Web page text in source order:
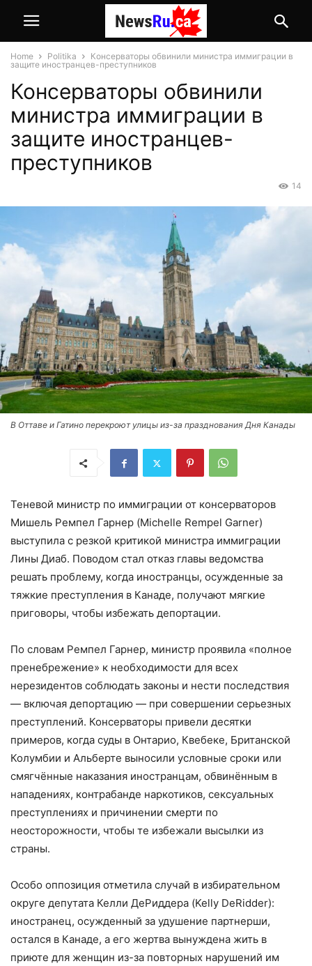
Home Politika
Консерваторы обвинили министра иммиграции в
защите иностранцев-преступников
Консерваторы обвинили
министра иммиграции в
защите иностранцев-
преступников
14
В Оттаве и Гатино перекроют улицы из-за празднования Дня Канады
Теневой министр по иммиграции от консерваторов
Мишель Ремпел Гарнер (Michelle Rempel Garner)
выступила с резкой критикой министра иммиграции
Лины Диаб. Поводом стал отказ главы ведомства
решать проблему, когда иностранцы, осужденные за
тяжкие преступления в Канаде, получают мягкие
приговоры, чтобы избежать депортации.
По словам Ремпел Гарнер, министр проявила «полное
пренебрежение» к необходимости для всех
нерезидентов соблюдать законы и нести последствия
— включая депортацию — при совершении серьезных
преступлений. Консерваторы привели десятки
примеров, когда суды в Онтарио, Квебеке, Британской
Колумбии и Альберте выносили условные сроки или
смягчённые наказания иностранцам, обвинённым в
нападениях, контрабанде наркотиков, сексуальных
преступлениях и причинении смерти по
неосторожности, чтобы те избежали высылки из
страны.
Особо оппозиция отметила случай в избирательном
округе депутата Келли ДеРиддера (Kelly DeRidder):
иностранец, осужденный за удушение партнерши,
остался в Канаде, а его жертва вынуждена жить в
приюте для женщин из-за повторных нарушений им